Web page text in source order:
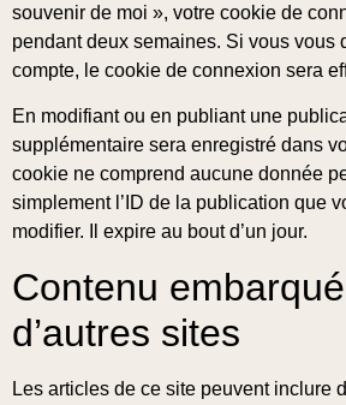
souvenir de moi », votre cookie de
pendant deux semaines. Si vous vous
compte, le cookie de connexion sera
En modifiant ou en publiant une
supplémentaire sera enregistré dans
cookie ne comprend aucune donnée
simplement l’ID de la publication que
modifier. Il expire au bout d’un jour.
Contenu
d’autres sites
Les articles de ce site peuvent inclure